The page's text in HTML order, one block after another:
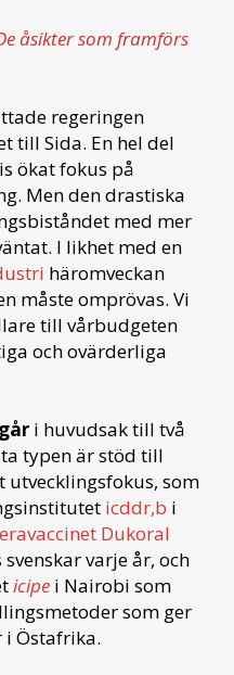
åsikter som framförs
regeringen
till Sida. En hel del
ökat fokus på
Men den drastiska
med mer
I likhet med en
häromveckan
måste omprövas. Vi
till vårbudgeten
och ovärderliga
i huvudsak till två
typen är stöd till
som
icddr,b i
Dukoral
varje år, och
icipe i Nairobi som
som ger
Östafrika.